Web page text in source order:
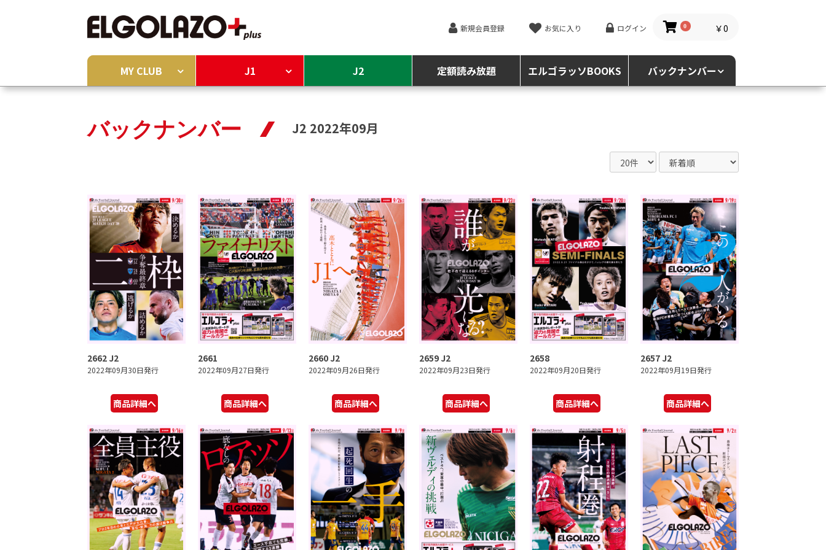
新規会員登録 お気に入り ログイン 0 ￥0
MY CLUB J1 J2 定額読み放題 エルゴラッソBOOKS バックナンバー
バックナンバー J2 2022年09月
2662 J2
2022年09月30日発行
商品詳細へ
2661
2022年09月27日発行
商品詳細へ
2660 J2
2022年09月26日発行
商品詳細へ
2659 J2
2022年09月23日発行
商品詳細へ
2658
2022年09月20日発行
商品詳細へ
2657 J2
2022年09月19日発行
商品詳細へ